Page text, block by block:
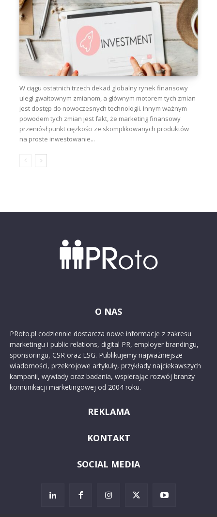
W ciągu ostatnich trzech dekad globalny rynek finansowy
uległ gwałtownym zmianom, a głównym motorem tych zmian
jest dostęp do nowoczesnych technologii. Innym ważnym
powodem tych zmian jest fakt, że marketing finansowy
przeniósł punkt ciężkości ze skomplikowanych produktów
na proste inwestowanie...
O NAS
PRoto.pl codziennie dostarcza nowe informacje z zakresu
marketingu i public relations, digital PR, employer brandingu,
sponsoringu, CSR oraz ESG. Publikujemy najważniejsze
wiadomości, przekrojowe artykuły, przykłady najciekawszych
kampanii, wywiady oraz badania, wspierając rozwój branży
komunikacji marketingowej od 2004 roku.
REKLAMA
KONTAKT
SOCIAL MEDIA